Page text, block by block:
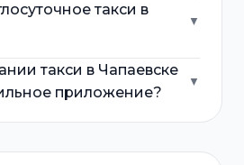
такси в
▼
такси в Чапаевске
приложение?
▼